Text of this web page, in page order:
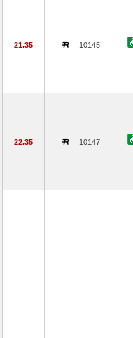
21.35 10145
22.35 10147